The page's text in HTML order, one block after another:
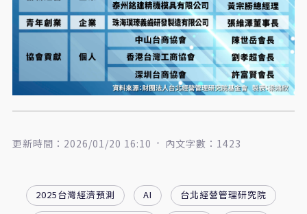
更新時間：2026/01/20 16:10 內文字數：1423
2025台灣經濟預測 AI
台北經營管理研究院